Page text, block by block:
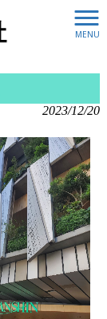
MENU
2023/12/20